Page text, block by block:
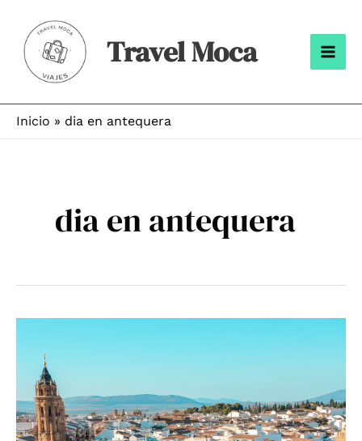
contenido
Travel Moca
Inicio dia en antequera
dia en antequera